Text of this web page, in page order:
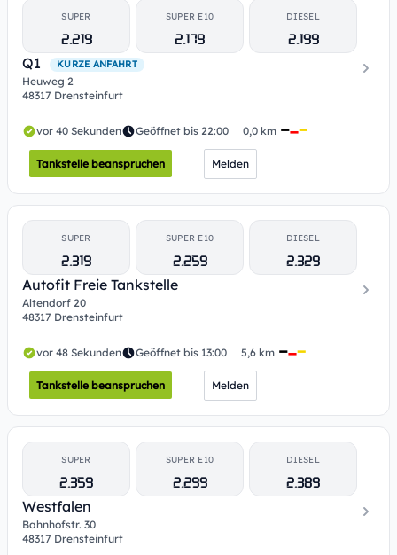
SUPER
2.219
SUPER E10
2.179
DIESEL
2.199
Q1
KURZE ANFAHRT
Heuweg 2
48317 Drensteinfurt
vor 40 Sekunden Geöffnet bis 22:00 0,0 km
Tankstelle beanspruchen Melden
SUPER
2.319
SUPER E10
2.259
DIESEL
2.329
Autofit Freie Tankstelle
Altendorf 20
48317 Drensteinfurt
vor 48 Sekunden Geöffnet bis 13:00 5,6 km
Tankstelle beanspruchen Melden
SUPER
2.359
SUPER E10
2.299
DIESEL
2.389
Westfalen
Bahnhofstr. 30
48317 Drensteinfurt